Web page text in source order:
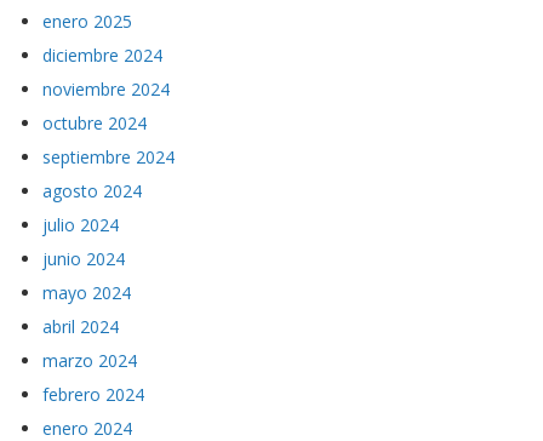
enero 2025
diciembre 2024
noviembre 2024
octubre 2024
septiembre 2024
agosto 2024
julio 2024
junio 2024
mayo 2024
abril 2024
marzo 2024
febrero 2024
enero 2024